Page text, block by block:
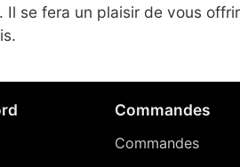
Il se fera un plaisir de vous
Commandes
Commandes